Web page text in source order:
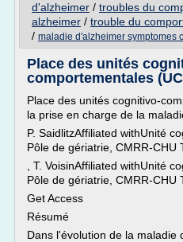
d'alzheimer / troubles du
alzheimer / trouble du
/ maladie d'alzheimer symptomes
Place des unités
comportementales
Place des unités cognitivo-
la prise en charge de la
P. SaidlitzAffiliated withUnité
Pôle de gériatrie, CMRR-
, T. VoisinAffiliated withUnité
Pôle de gériatrie, CMRR-CHU
Get Access
Résumé
Dans l'évolution de la maladie